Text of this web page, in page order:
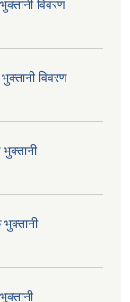
विवरण
विवरण